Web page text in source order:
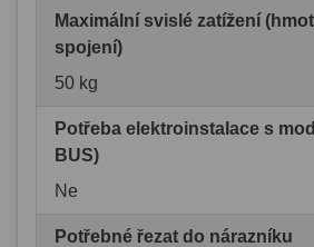
Maximální svislé zatížení
spojení)
50 kg
Potřeba elektroinstalace s
BUS)
Ne
Potřebné řezat do nárazníku